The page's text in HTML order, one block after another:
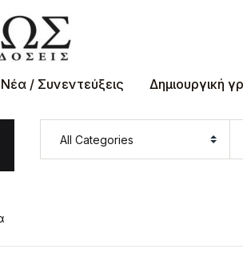
Νέα / Συνεντεύξεις Δημιουργική